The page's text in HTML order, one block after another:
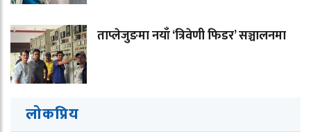
ताप्लेजुङमा नयाँ ‘त्रिवेणी फिडर’ सञ्चालनमा
लोकप्रिय